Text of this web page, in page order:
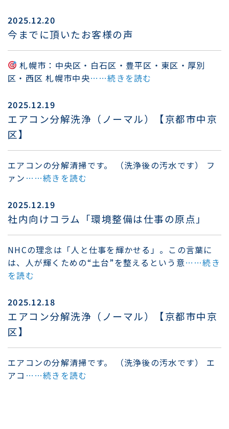
2025.12.20
今までに頂いたお客様の声
札幌市：中央区・白石区・豊平区・東区・厚別
区・西区 札幌市中央……続きを読む
2025.12.19
エアコン分解洗浄（ノーマル）【京都市中京
区】
エアコンの分解清掃です。 （洗浄後の汚水です） フ
ァン ……続きを読む
2025.12.19
社内向けコラム「環境整備は仕事の原点」
NHCの理念は「人と仕事を輝かせる」。この言葉に
は、人が輝くための“土台”を整えるという意……続き
を読む
2025.12.18
エアコン分解洗浄（ノーマル）【京都市中京
区】
エアコンの分解清掃です。 （洗浄後の汚水です） エ
アコ ……続きを読む